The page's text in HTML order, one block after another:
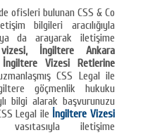
ofisleri bulunan CSS & Co
bilgileri aracılığıyla
da arayarak iletişime
İngiltere Ankara
İngiltere Vizesi Retlerine
CSS Legal ile
göçmenlik hukuku
bilgi alarak başvurunuzu
Legal ile İngiltere Vizesi
vasıtasıyla iletişime